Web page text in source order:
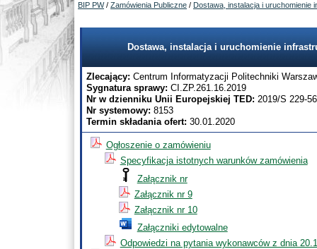
BIP PW/ Zamówienia Publiczne / Dostawa, instalacja i uruchomienie
Dostawa, instalacja i uruchomienie
Zlecający: Centrum Informatyzacji Politechniki
Sygnatura sprawy: CI.ZP.261.16.2019
Nr w dzienniku Unii Europejskiej TED: 2019/S 229-
Nr systemowy: 8153
Termin składania ofert: 30.01.2020
Ogłoszenie o zamówieniu
Specyfikacja istotnych warunków zamówienia
Załącznik nr
Załącznik nr 9
Załącznik nr 10
Załączniki edytowalne
Odpowiedzi na pytania wykonawców z dnia